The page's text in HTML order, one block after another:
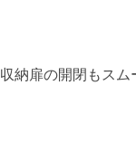
収納扉の開閉もスム